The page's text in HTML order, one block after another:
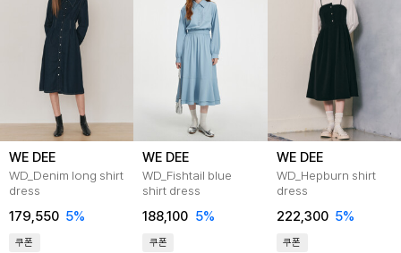
WE DEE
WD_Denim long shirt
dress
179,550 5%
쿠폰
WE DEE
WD_Fishtail blue
shirt dress
188,100 5%
쿠폰
WE DEE
WD_Hepburn shirt
dress
222,300 5%
쿠폰